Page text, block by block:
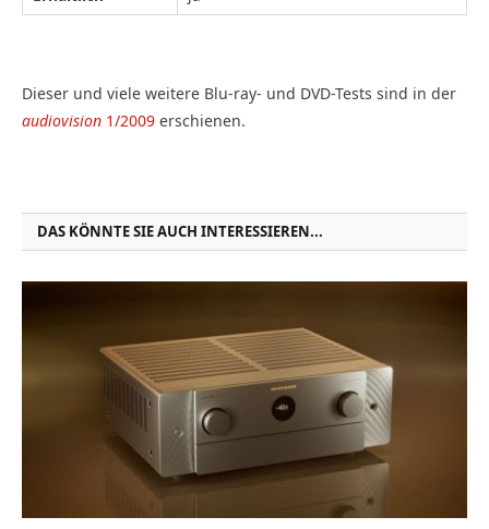
Dieser und viele weitere Blu-ray- und DVD-Tests sind in der
audiovision 1/2009 erschienen.
DAS KÖNNTE SIE AUCH INTERESSIEREN...